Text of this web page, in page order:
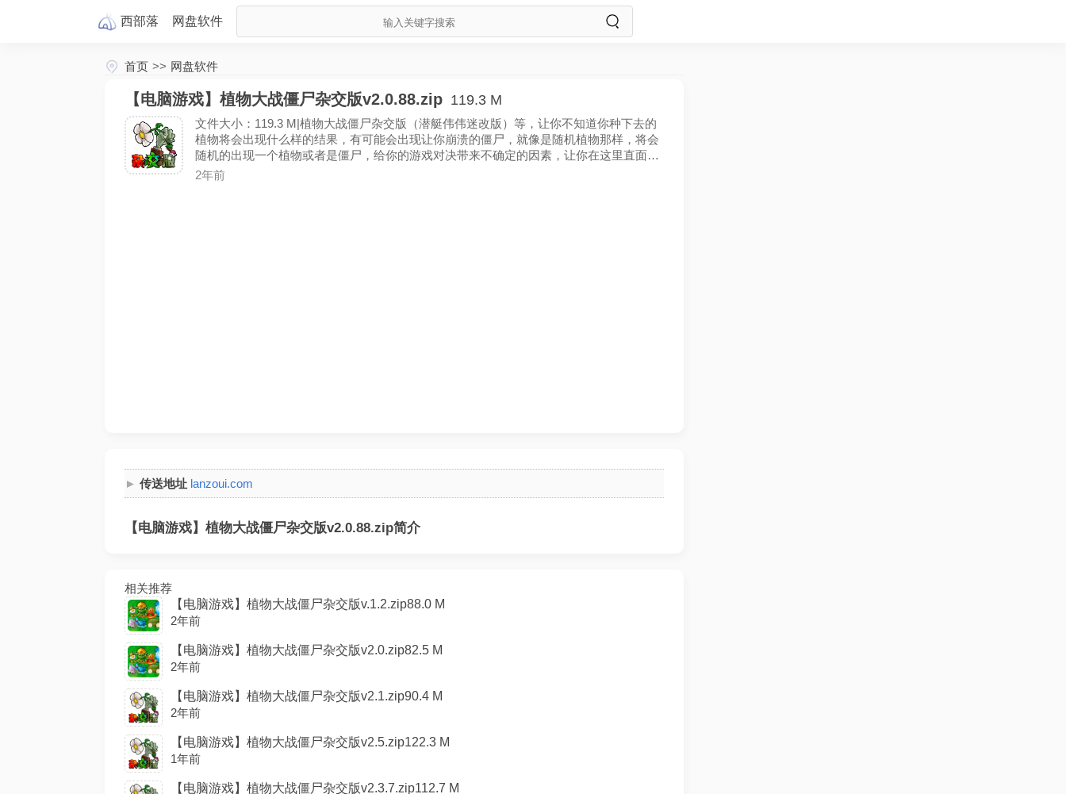
西部落 网盘软件
首页 >> 网盘软件
【电脑游戏】植物大战僵尸杂交版v2.0.88.zip 119.3 M
文件大小：119.3 M|植物大战僵尸杂交版（潜艇伟伟迷改版）等，让你不知道你种下去的
植物将会出现什么样的结果，有可能会出现让你崩溃的僵尸，就像是随机植物那样，将会
随机的出现一个植物或者是僵尸，给你的游戏对决带来不确定的因素，让你在这里直面僵
尸带来的危险，保护自己的大脑不被吃掉。
2年前
传送地址 lanzoui.com
【电脑游戏】植物大战僵尸杂交版v2.0.88.zip简介
相关推荐
【电脑游戏】植物大战僵尸杂交版v.1.2.zip88.0 M
2年前
【电脑游戏】植物大战僵尸杂交版v2.0.zip82.5 M
2年前
【电脑游戏】植物大战僵尸杂交版v2.1.zip90.4 M
2年前
【电脑游戏】植物大战僵尸杂交版v2.5.zip122.3 M
1年前
【电脑游戏】植物大战僵尸杂交版v2.3.7.zip112.7 M